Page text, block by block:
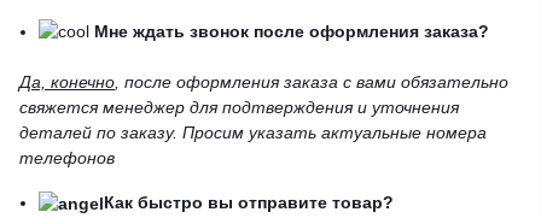
Мне ждать звонок после оформления заказа?
Да, конечно, после оформления заказа с вами обязательно
свяжется менеджер для подтверждения и уточнения
деталей по заказу. Просим указать актуальные номера
телефонов
Как быстро вы отправите товар?